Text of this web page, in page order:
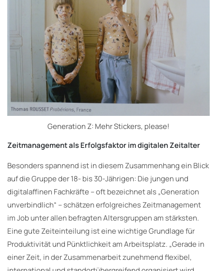
Generation Z: Mehr Stickers, please!
Zeitmanagement als Erfolgsfaktor im digitalen Zeitalter
Besonders spannend ist in diesem Zusammenhang ein Blick
auf die Gruppe der 18- bis 30-Jährigen: Die jungen und
digitalaffinen Fachkräfte – oft bezeichnet als „Generation
unverbindlich“ – schätzen erfolgreiches Zeitmanagement
im Job unter allen befragten Altersgruppen am stärksten.
Eine gute Zeiteinteilung ist eine wichtige Grundlage für
Produktivität und Pünktlichkeit am Arbeitsplatz. „Gerade in
einer Zeit, in der Zusammenarbeit zunehmend flexibel,